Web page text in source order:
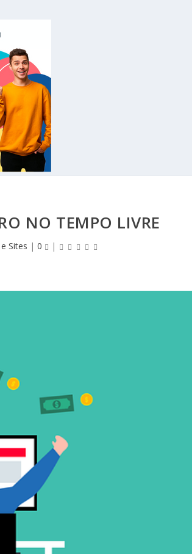
NO TEMPO LIVRE
Sites | 0 |